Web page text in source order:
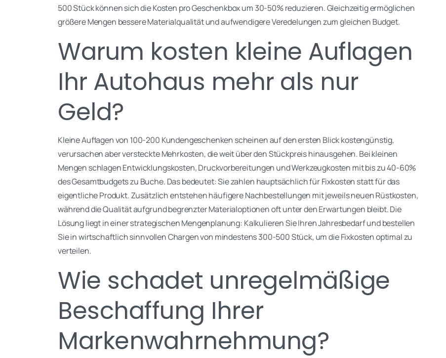
500 Stück können sich die Kosten pro Geschenkbox um 30-50% reduzieren. Gleichzeitig ermöglichen
größere Mengen bessere Materialqualität und aufwendigere Veredelungen zum gleichen Budget.
Warum kosten kleine Auflagen
Ihr Autohaus mehr als nur
Geld?
Kleine Auflagen von 100-200 Kundengeschenken scheinen auf den ersten Blick kostengünstig,
verursachen aber versteckte Mehrkosten, die weit über den Stückpreis hinausgehen. Bei kleinen
Mengen schlagen Entwicklungskosten, Druckvorbereitungen und Werkzeugkosten mit bis zu 40-60%
des Gesamtbudgets zu Buche. Das bedeutet: Sie zahlen hauptsächlich für Fixkosten statt für das
eigentliche Produkt. Zusätzlich entstehen häufigere Nachbestellungen mit jeweils neuen Rüstkosten,
während die Qualität aufgrund begrenzter Materialoptionen oft unter den Erwartungen bleibt. Die
Lösung liegt in einer strategischen Mengenplanung: Kalkulieren Sie Ihren Jahresbedarf und bestellen
Sie in wirtschaftlich sinnvollen Chargen von mindestens 300-500 Stück, um die Fixkosten optimal zu
verteilen.
Wie schadet unregelmäßige
Beschaffung Ihrer
Markenwahrnehmung?